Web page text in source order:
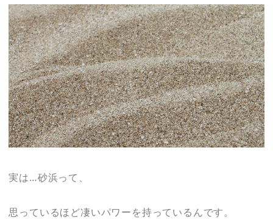
実は…砂浜って、
思っているほど凄いパワーを持っているんです。